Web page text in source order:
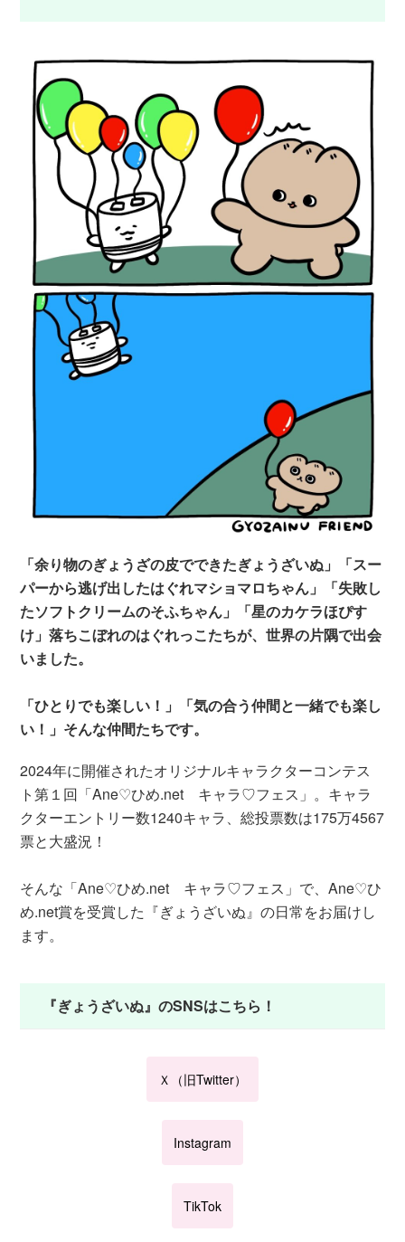
「余り物のぎょうざの皮でできたぎょうざいぬ」「スー
パーから逃げ出したはぐれマショマロちゃん」「失敗し
たソフトクリームのそふちゃん」「星のカケラほぴす
け」落ちこぼれのはぐれっこたちが、世界の片隅で出会
いました。
「ひとりでも楽しい！」「気の合う仲間と一緒でも楽し
い！」そんな仲間たちです。
2024年に開催されたオリジナルキャラクターコンテス
ト第１回「Ane♡ひめ.net キャラ♡フェス」。キャラ
クターエントリー数1240キャラ、総投票数は175万4567
票と大盛況！
そんな「Ane♡ひめ.net キャラ♡フェス」で、Ane♡ひ
め.net賞を受賞した『ぎょうざいぬ』の日常をお届けし
ます。
『ぎょうざいぬ』のSNSはこちら！
Ｘ（旧Twitter）
Instagram
TikTok